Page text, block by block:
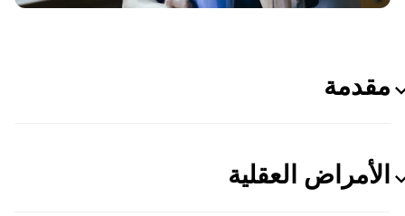
مقدمة
الأمراض العقلية